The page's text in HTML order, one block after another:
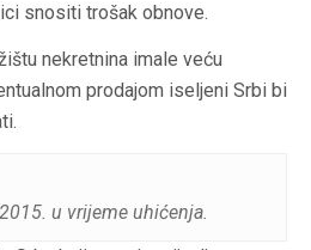
snositi trošak obnove.
nekretnina imale veću
prodajom iseljeni Srbi bi
u vrijeme uhićenja.